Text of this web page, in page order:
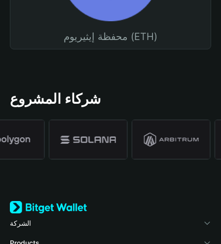
محفظة إيثيريوم (ETH)
شركاء المشروع
الشركة